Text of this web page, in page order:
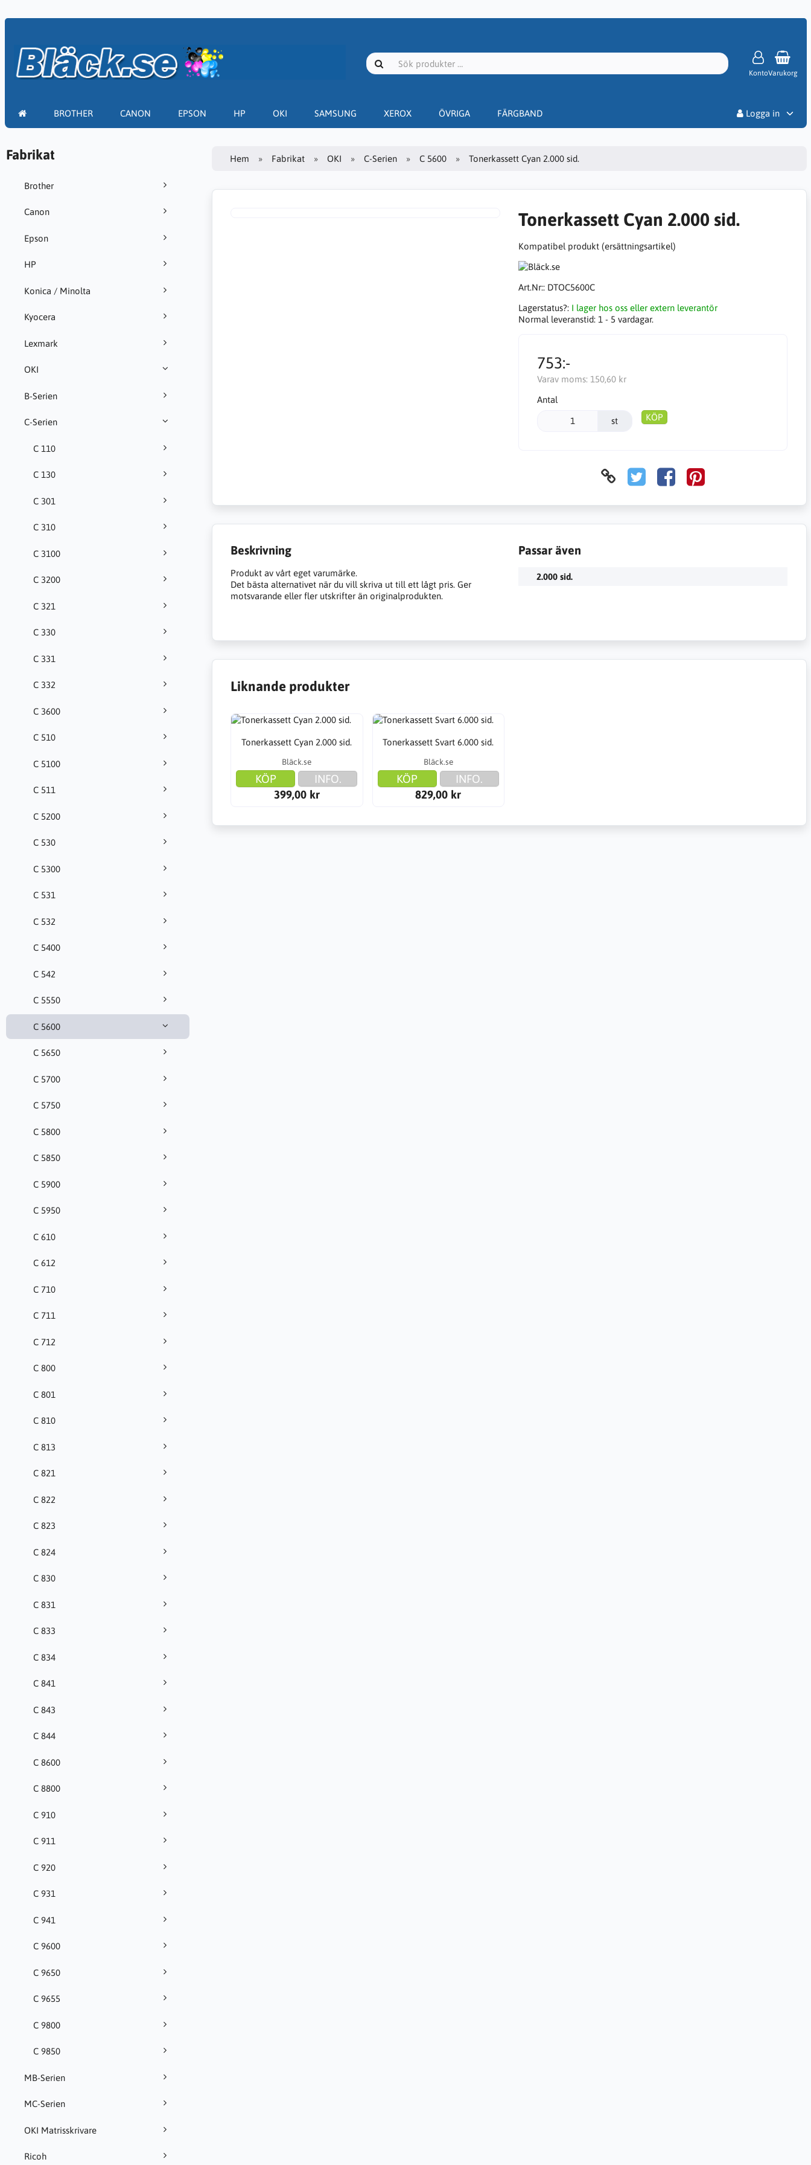
KontoVarukorg
BROTHER CANON EPSON HP OKI SAMSUNG XEROX ÖVRIGA FÄRGBAND
Logga in
Fabrikat
Brother
Canon
Epson
HP
Konica / Minolta
Kyocera
Lexmark
OKI
B-Serien
C-Serien
C 110
C 130
C 301
C 310
C 3100
C 3200
C 321
C 330
C 331
C 332
C 3600
C 510
C 5100
C 511
C 5200
C 530
C 5300
C 531
C 532
C 5400
C 542
C 5550
C 5600
C 5650
C 5700
C 5750
C 5800
C 5850
C 5900
C 5950
C 610
C 612
C 710
C 711
C 712
C 800
C 801
C 810
C 813
C 821
C 822
C 823
C 824
C 830
C 831
C 833
C 834
C 841
C 843
C 844
C 8600
C 8800
C 910
C 911
C 920
C 931
C 941
C 9600
C 9650
C 9655
C 9800
C 9850
MB-Serien
MC-Serien
OKI Matrisskrivare
Ricoh
Hem Fabrikat OKI C-Serien C 5600 Tonerkassett Cyan 2.000 sid.
Tonerkassett Cyan 2.000 sid.
Kompatibel produkt (ersättningsartikel)
Art.Nr:: DTOC5600C
Lagerstatus?: I lager hos oss eller extern leverantör
Normal leveranstid: 1 - 5 vardagar.
753:-
Varav moms: 150,60 kr
Antal
st KÖP
Beskrivning
Produkt av vårt eget varumärke.
Det bästa alternativet när du vill skriva ut till ett lågt pris. Ger
motsvarande eller fler utskrifter än originalprodukten.
Passar även
2.000 sid.
Liknande produkter
Tonerkassett Cyan 2.000 sid.
Bläck.se
KÖP
INFO.
399,00 kr
Tonerkassett Svart 6.000 sid.
Bläck.se
KÖP
INFO.
829,00 kr